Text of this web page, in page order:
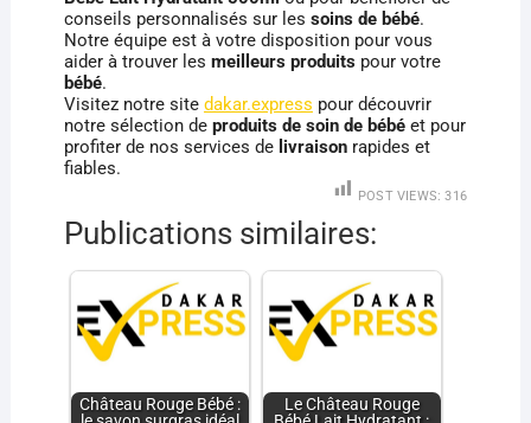
conseils personnalisés sur les soins de bébé.
Notre équipe est à votre disposition pour vous
aider à trouver les meilleurs produitspour votre
bébé.
Visitez notre site dakar.express pour découvrir
notre sélection de produits de soin de bébéet pour
profiter de nos services de livraisonrapides et
fiables.
POST VIEWS: 316
Publications similaires:
Château Rouge Bébé :
Le Château Rouge